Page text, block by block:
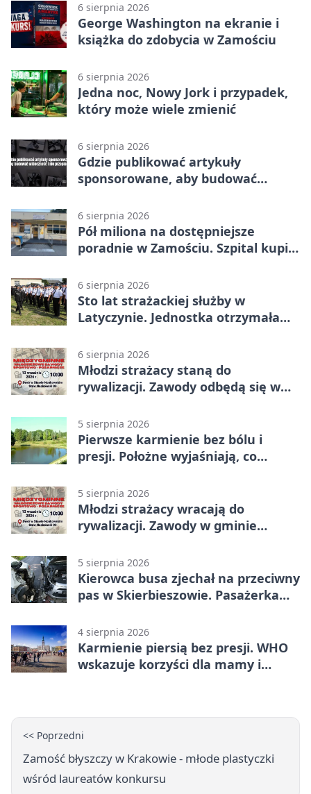
6 sierpnia 2026
George Washington na ekranie i
książka do zdobycia w Zamościu
6 sierpnia 2026
Jedna noc, Nowy Jork i przypadek,
który może wiele zmienić
6 sierpnia 2026
Gdzie publikować artykuły
sponsorowane, aby budować
6 sierpnia 2026
Pół miliona na dostępniejsze
poradnie w Zamościu. Szpital kupi
6 sierpnia 2026
Sto lat strażackiej służby w
Latyczynie. Jednostka otrzymała
6 sierpnia 2026
Młodzi strażacy staną do
rywalizacji. Zawody odbędą się w
5 sierpnia 2026
Pierwsze karmienie bez bólu i
presji. Położne wyjaśniają, co
5 sierpnia 2026
Młodzi strażacy wracają do
rywalizacji. Zawody w gminie
5 sierpnia 2026
Kierowca busa zjechał na przeciwny
pas w Skierbieszowie. Pasażerka
4 sierpnia 2026
Karmienie piersią bez presji. WHO
wskazuje korzyści dla mamy i
<< Poprzedni
Zamość błyszczy w Krakowie - młode plastyczki
wśród laureatów konkursu